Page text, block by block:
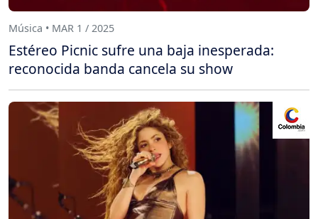
Música • MAR 1 / 2025
Estéreo Picnic sufre una baja inesperada:
reconocida banda cancela su show